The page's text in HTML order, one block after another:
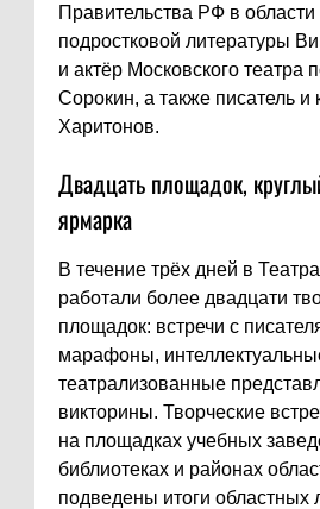
Правительства РФ в области
подростковой литературы
и актёр Московского театра
Сорокин, а также писатель и
Харитонов.
Двадцать площадок,
ярмарка
В течение трёх дней в
работали более двадцати
площадок: встречи с
марафоны,
театрализованные
викторины. Творческие
на площадках учебных
библиотеках и районах
подведены итоги областных